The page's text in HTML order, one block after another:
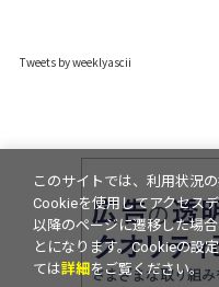
Tweets by weeklyascii
このサイトでは、利用状況
Cookieを使用してアクセス
以降のページに遷移した場
とになります。Cookieの設
ては詳細 をご覧ください。